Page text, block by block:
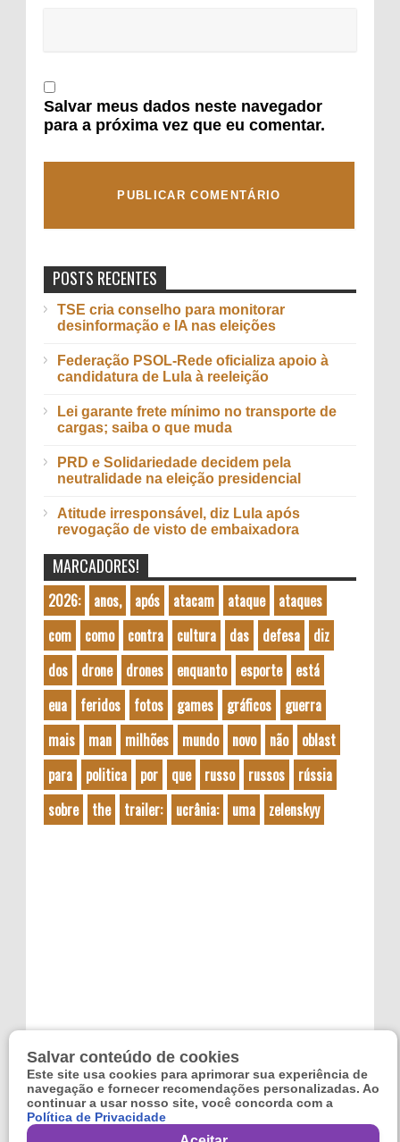
Salvar meus dados neste navegador
para a próxima vez que eu comentar.
POSTS RECENTES
TSE cria conselho para monitorar
desinformação e IA nas eleições
Federação PSOL-Rede oficializa apoio à
candidatura de Lula à reeleição
Lei garante frete mínimo no transporte de
cargas; saiba o que muda
PRD e Solidariedade decidem pela
neutralidade na eleição presidencial
Atitude irresponsável, diz Lula após
revogação de visto de embaixadora
MARCADORES!
2026: anos, após atacam ataque
ataques
com
como contra cultura das defesa
diz
dos
drone drones enquanto esporte
está
eua
feridos fotos games gráficos
guerra
mais
man milhões mundo novo não
oblast
para
politica por que russo russos
rússia
sobre
the trailer: ucrânia: uma zelenskyy
Reviltec,Filmes Online
Salvar conteúdo de cookies
Este site usa cookies para aprimorar sua experiência de
navegação e fornecer recomendações personalizadas. Ao
continuar a usar nosso site, você concorda com a
Política de Privacidade